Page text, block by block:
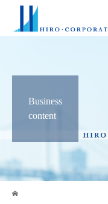
Business
content